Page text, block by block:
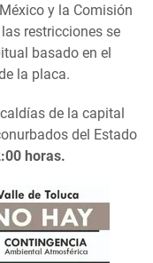
y la Comisión
restricciones se
basado en el
la placa.
de la capital
del Estado
horas.